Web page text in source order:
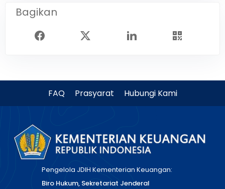
Bagikan
FAQ Prasyarat Hubungi Kami
Pengelola JDIH Kementerian Keuangan:
Biro Hukum, Sekretariat Jenderal